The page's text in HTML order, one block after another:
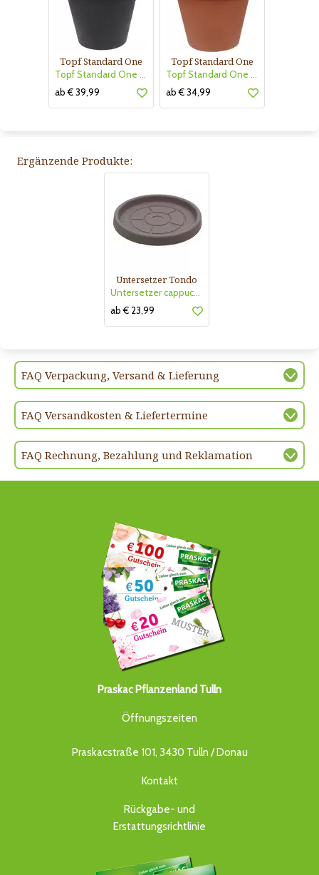
Topf Standard One
Topf Standard One anthrazit
ab € 39,99
Topf Standard One
Topf Standard One terra
ab € 34,99
Ergänzende Produkte:
Untersetzer Tondo
Untersetzer cappuccino Tondo Te
ab € 23,99
FAQ Verpackung, Versand & Lieferung
FAQ Versandkosten & Liefertermine
FAQ Rechnung, Bezahlung und Reklamation
Praskac Pflanzenland Tulln
Öffnungszeiten
Praskacstraße 101, 3430 Tulln / Donau
Kontakt
Rückgabe- und
Erstattungsrichtlinie